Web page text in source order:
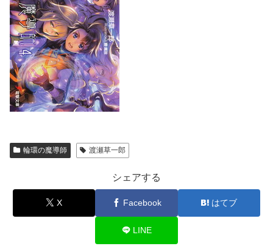
輪環の魔導師 渡瀬草一郎
シェアする
X Facebook はてブ
LINE